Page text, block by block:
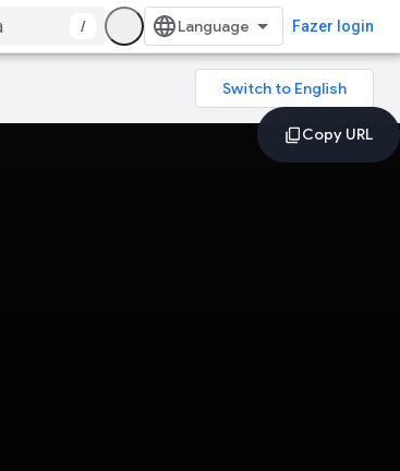
/ Fazer login